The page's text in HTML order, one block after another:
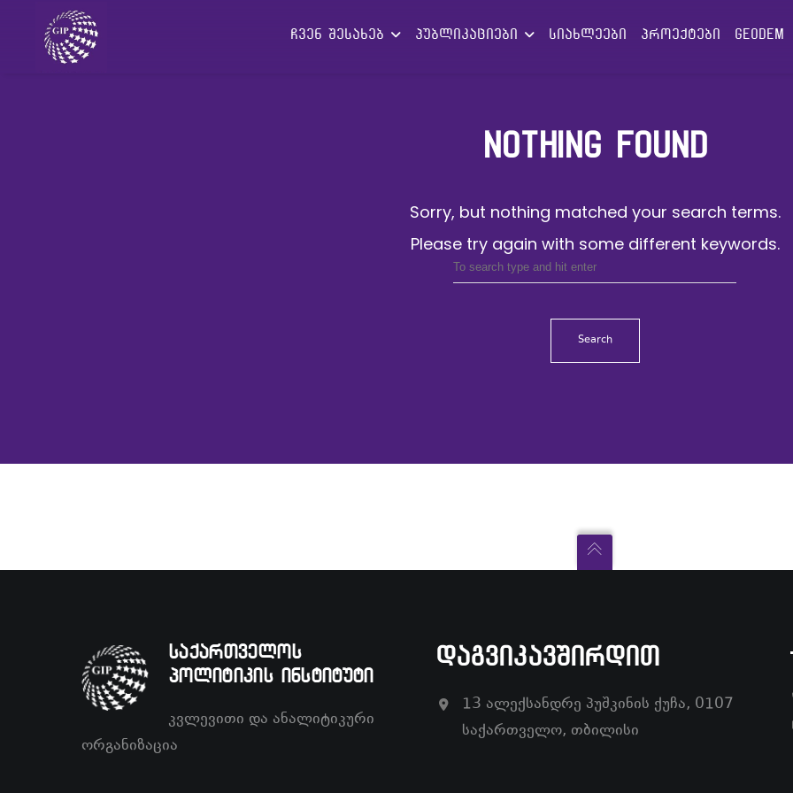
ჩვენ შესახებ პუბლიკაციები სიახლეები პროექტები GEODEM
NOTHING FOUND
Sorry, but nothing matched your search terms.
Please try again with some different keywords.
Search
საქართველოს
პოლიტიკის ინსტიტუტი
კვლევითი და ანალიტიკური
ორგანიზაცია
ᲓᲐᲒᲕᲘᲙᲐᲕᲨᲘᲠᲓᲘᲗ
13 ალექსანდრე პუშკინის ქუჩა, 0107
საქართველო, თბილისი